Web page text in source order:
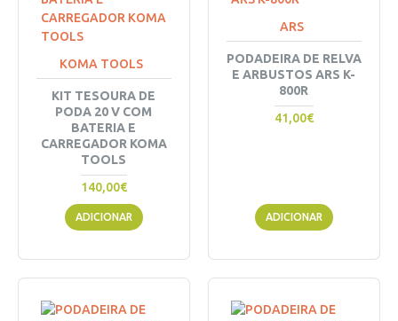
KOMA TOOLS
KIT TESOURA DE
PODA 20 V COM
BATERIA E
CARREGADOR KOMA
TOOLS
140,00€
ADICIONAR
ARS
PODADEIRA DE RELVA
E ARBUSTOS ARS K-
800R
41,00€
ADICIONAR